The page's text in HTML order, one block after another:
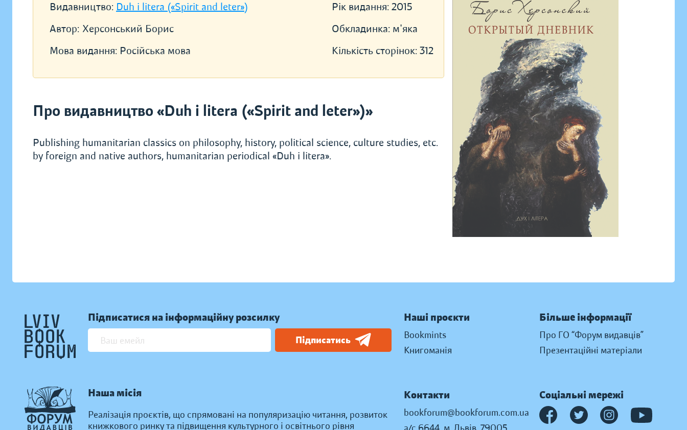
Видавництво: Duh i litera («Spirit and leter»)
Автор: Херсонський Борис
Мова видання: Російська мова
Рік видання: 2015
Обкладинка: м'яка
Кількість сторінок: 312
Про видавництво «Duh i litera («Spirit and leter»)»
Publishing humanitarian classics on philosophy, history, political science, culture studies, etc.
by foreign and native authors, humanitarian periodical «Duh i litera».
Підписатися на інформаційну розсилку
Підписатись
Наша місія
Реалізація проєктів, що спрямовані на популяризацію читання, розвиток
книжкового ринку та підвищення культурного і освітнього рівня
Наші проєкти
Bookmints
Книгоманія
Більше інформації
Про ГО “Форум видавців”
Презентаційні матеріали
Контакти
bookforum@bookforum.com.ua
Соціальні мережі